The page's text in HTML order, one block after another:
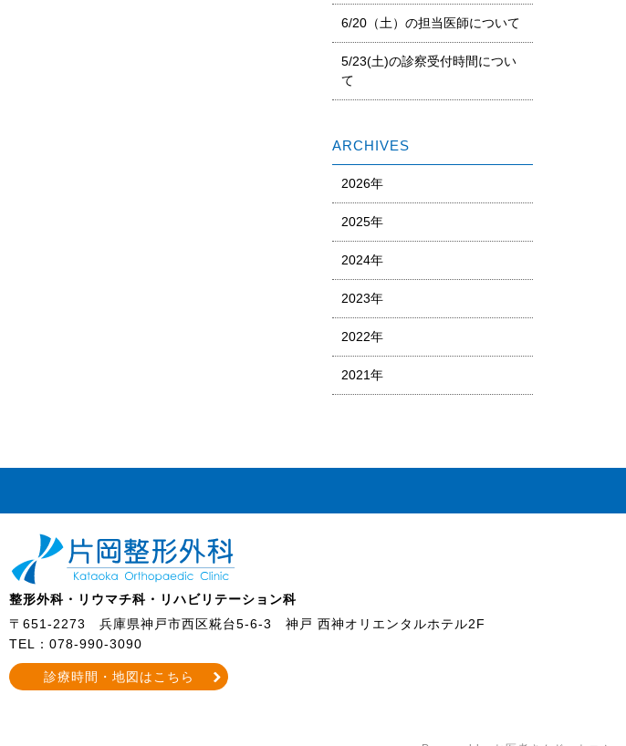
6/20（土）の担当医師について
5/23(土)の診察受付時間につい
て
ARCHIVES
2026年
2025年
2024年
2023年
2022年
2021年
整形外科・リウマチ科・リハビリテーション科
〒651-2273
兵庫県神戸市西区糀台5-6-3
神戸 西神オリエンタルホテル2F
TEL：078-990-3090
診療時間・地図はこちら